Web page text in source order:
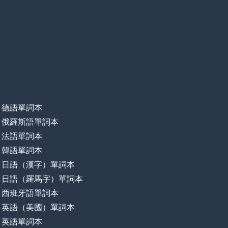
德語單詞本
俄羅斯語單詞本
法語單詞本
韓語單詞本
日語（漢字）單詞本
日語（羅馬字）單詞本
西班牙語單詞本
英語（美國）單詞本
英語單詞本